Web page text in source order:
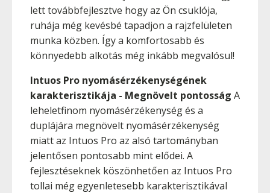
lett továbbfejlesztve hogy az Ön csuklója,
ruhája még kevésbé tapadjon a rajzfelületen
munka közben. Így a komfortosabb és
könnyedebb alkotás még inkább megvalósul!
Intuos Pro nyomásérzékenységének
karakterisztikája - Megnövelt pontosság A
leheletfinom nyomásérzékenység és a
duplájára megnövelt nyomásérzékenység
miatt az Intuos Pro az alsó tartományban
jelentősen pontosabb mint elődei. A
fejlesztéseknek köszönhetően az Intuos Pro
tollai még egyenletesebb karakterisztikával